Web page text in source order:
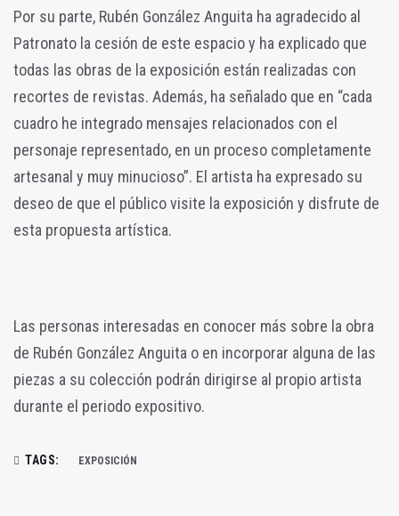
Por su parte, Rubén González Anguita ha agradecido al
Patronato la cesión de este espacio y ha explicado que
todas las obras de la exposición están realizadas con
recortes de revistas. Además, ha señalado que en “cada
cuadro he integrado mensajes relacionados con el
personaje representado, en un proceso completamente
artesanal y muy minucioso”. El artista ha expresado su
deseo de que el público visite la exposición y disfrute de
esta propuesta artística.
Las personas interesadas en conocer más sobre la obra
de Rubén González Anguita o en incorporar alguna de las
piezas a su colección podrán dirigirse al propio artista
durante el periodo expositivo.
TAGS: EXPOSICIÓN